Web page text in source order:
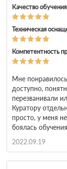
Качество
Техническая
Компетентность
Мне
доступно,
перезванивали
Куратору
просто, у меня
боялась
2022.09.19